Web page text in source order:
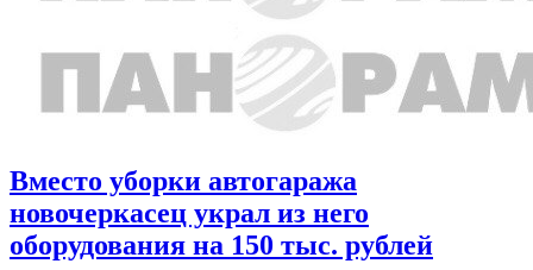
Вместо уборки автогаража
новочеркасец украл из него
оборудования на 150 тыс. рублей